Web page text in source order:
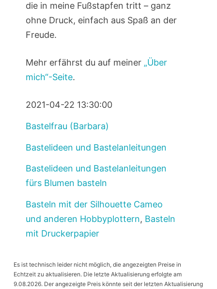
die in meine Fußstapfen tritt – ganz
ohne Druck, einfach aus Spaß an der
Freude.
Mehr erfährst du auf meiner „Über
mich“-Seite.
2021-04-22 13:30:00
Bastelfrau (Barbara)
Bastelideen und Bastelanleitungen
Bastelideen und Bastelanleitungen
fürs Blumen basteln
Basteln mit der Silhouette Cameo
und anderen Hobbyplottern, Basteln
mit Druckerpapier
Es ist technisch leider nicht möglich, die angezeigten Preise in
Echtzeit zu aktualisieren. Die letzte Aktualisierung erfolgte am
9.08.2026. Der angezeigte Preis könnte seit der letzten Aktualisierung